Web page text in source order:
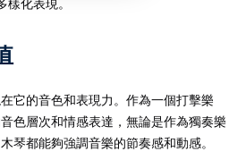
它的音色和表現力。作為一個打擊樂
色層次和情感表達，無論是作為獨奏樂
琴都能夠強調音樂的節奏感和動感。